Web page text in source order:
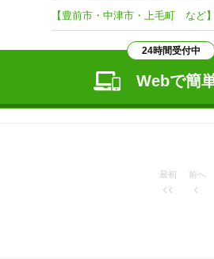
同意書を必要としない国保の保険施術を可
くなる整体術入門」など多数執筆された「
業していましたが、このたびご縁があって
【豊前市・中津市・上毛町 など
24時間受付中
Webで簡
最初 前へ